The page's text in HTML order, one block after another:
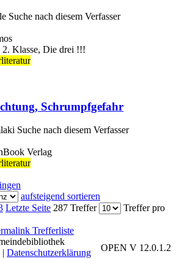
Suche nach diesem Verfasser
2. Klasse, Die drei !!!
Schrumpfgefahr
Suche nach diesem Verfasser
Verlag
aufsteigend sortieren
Letzte Seite 287 Treffer
Treffer pro
Trefferliste
OPEN V 12.0.1.2
| Datenschutzerklärung